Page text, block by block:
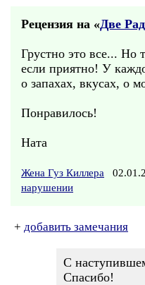
Рецензия на «Две
Грустно это все... Но
если приятно! У
о запахах, вкусах, о
Понравилось!
Ната
Жена Гуз Киллера
нарушении
+ добавить замечания
С
Спасибо!